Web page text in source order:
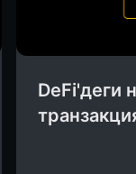
DeFi'деги